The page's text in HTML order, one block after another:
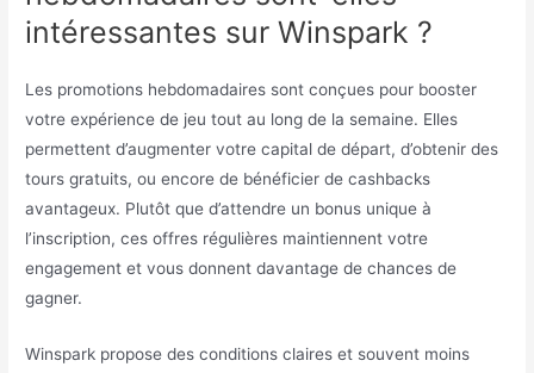
intéressantes sur Winspark ?
Les promotions hebdomadaires sont conçues pour booster
votre expérience de jeu tout au long de la semaine. Elles
permettent d’augmenter votre capital de départ, d’obtenir des
tours gratuits, ou encore de bénéficier de cashbacks
avantageux. Plutôt que d’attendre un bonus unique à
l’inscription, ces offres régulières maintiennent votre
engagement et vous donnent davantage de chances de
gagner.
Winspark propose des conditions claires et souvent moins